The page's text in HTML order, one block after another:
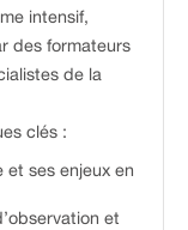
intensif,
des formateurs
de la
clés :
ses enjeux en
et